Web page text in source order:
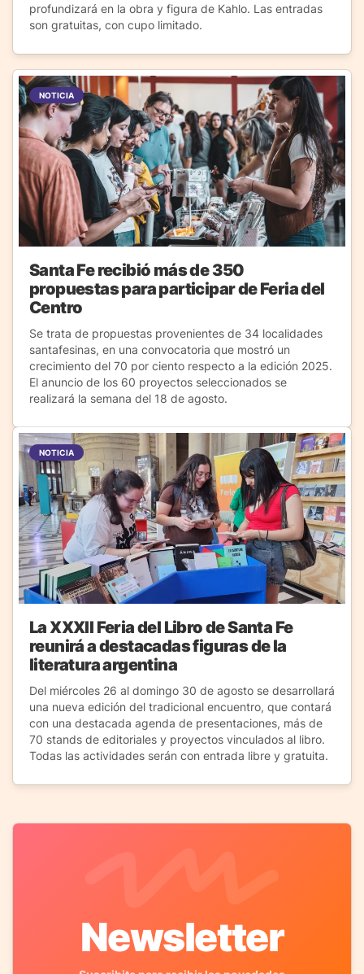
profundizará en la obra y figura de Kahlo. Las entradas
son gratuitas, con cupo limitado.
NOTICIA
Santa Fe recibió más de 350
propuestas para participar de Feria del
Centro
Se trata de propuestas provenientes de 34 localidades
santafesinas, en una convocatoria que mostró un
crecimiento del 70 por ciento respecto a la edición 2025.
El anuncio de los 60 proyectos seleccionados se
realizará la semana del 18 de agosto.
NOTICIA
La XXXII Feria del Libro de Santa Fe
reunirá a destacadas figuras de la
literatura argentina
Del miércoles 26 al domingo 30 de agosto se desarrollará
una nueva edición del tradicional encuentro, que contará
con una destacada agenda de presentaciones, más de
70 stands de editoriales y proyectos vinculados al libro.
Todas las actividades serán con entrada libre y gratuita.
Newsletter